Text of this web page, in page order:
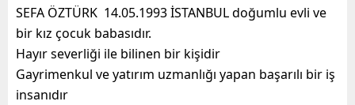
SEFA ÖZTÜRK 14.05.1993 İSTANBUL doğumlu evli ve
bir kız çocuk babasıdır.
Hayır severliği ile bilinen bir kişidir
Gayrimenkul ve yatırım uzmanlığı yapan başarılı bir iş
insanıdır